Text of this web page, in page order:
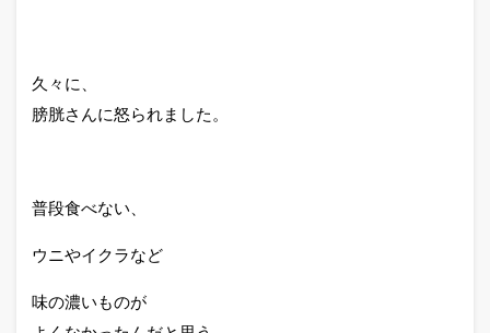
久々に、
膀胱さんに怒られました。
普段食べない、
ウニやイクラなど
味の濃いものが